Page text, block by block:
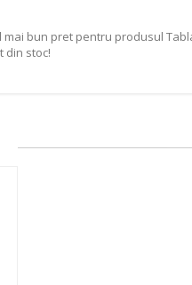
bun pret pentru produsul
din stoc!